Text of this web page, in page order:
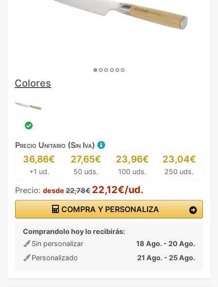
Colores
Precio Unitario (Sin Iva)
36,86€
+1 ud.
27,65€
50 uds.
23,96€
100 uds.
23,04€
250 uds.
Precio: desde 22,78€ 22,12€/ud.
COMPRA Y PERSONALIZA
Comprandolo hoy lo recibirás:
Sin personalizar
18 Ago. - 20 Ago.
Personalizado
21 Ago. - 25 Ago.